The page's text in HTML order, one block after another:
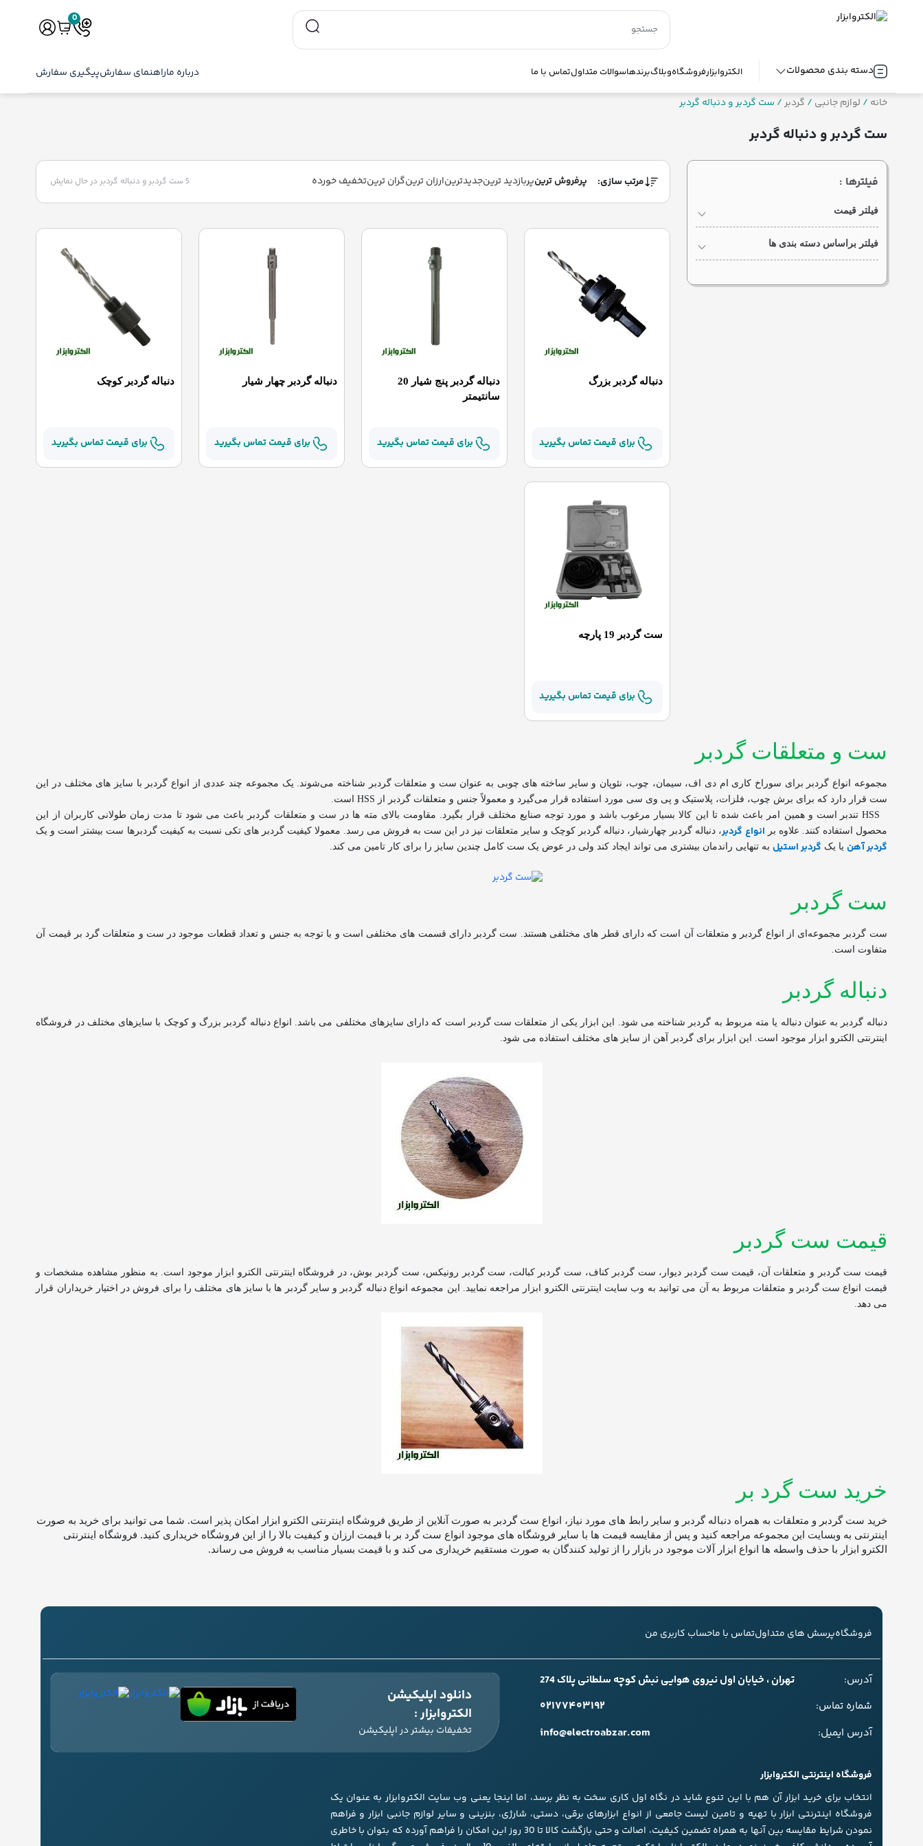
0
دسته بندی محصولات الکتروابزارفروشگاهوبلاگبرندهاسوالات متداولتماس با ما درباره ماراهنمای سفارشپیگیری سفارش
خانه / لوازم جانبی / گردبر/ ست گردبر و دنباله گردبر
ست گردبر و دنباله گردبر
فیلترها :
فیلتر قیمت
فیلتر براساس دسته بندی ها
پرفروش ترینپربازدید ترینجدیدترینارزان ترینگران ترینتخفیف خورده 5 ست گردبر و دنباله گردبر در حال نمایش
دنباله گردبر بزرگ
برای قیمت تماس بگیرید
دنباله گردبر پنج شیار 20
سانتیمتر
برای قیمت تماس بگیرید
دنباله گردبر چهار شیار
برای قیمت تماس بگیرید
دنباله گردبر کوچک
برای قیمت تماس بگیرید
ست گردبر 19 پارچه
برای قیمت تماس بگیرید
ست و متعلقات گردبر
مجموعه انواع گردبر برای سوراخ کاری ام دی اف، سیمان، چوب، نئوپان و سایر ساخته های چوبی به عنوان ست و متعلقات گردبر شناخته می‌شوند. یک مجموعه چند عددی از انواع گردبر با سایز های مختلف در این
ست قرار دارد که برای برش چوب، فلزات، پلاستیک و پی وی سی مورد استفاده قرار می‌گیرد و معمولاً جنس و متعلقات گردبر از HSS است.
تندبر است و همین امر باعث شده تا این کالا بسیار مرغوب باشد و مورد توجه صنایع مختلف قرار بگیرد. مقاومت بالای مته ها در ست و متعلقات گردبر باعث می شود تا مدت زمان طولانی کاربران از این
محصول استفاده کنند. علاوه بر انواع گردبر، دنباله گردبر چهارشیار، دنباله گردبر کوچک و سایر متعلقات نیز در این ست به فروش می رسد. معمولا کیفیت گردبر های تکی نسبت به کیفیت گردبرها ست بیشتر است و یک
گردبر آهن یا یک گردبر استیل به تنهایی راندمان بیشتری می تواند ایجاد کند ولی در عوض یک ست کامل چندین سایز را برای کار تامین می کند.
ست گردبر
ست گردبر مجموعه‌ای از انواع گردبر و متعلقات آن است که دارای قطر های مختلفی هستند. ست گردبر دارای قسمت های مختلفی است و با توجه به جنس و تعداد قطعات موجود در ست و متعلقات گرد بر قیمت آن
متفاوت است.
دنباله گردبر
دنباله گردبر به عنوان دنباله یا مته مربوط به گردبر شناخته می شود. این ابزار یکی از متعلقات ست گردبر است که دارای سایزهای مختلفی می باشد. انواع دنباله گردبر بزرگ و کوچک با سایزهای مختلف در فروشگاه
اینترنتی الکترو ابزار موجود است. این ابزار برای گردبر آهن از سایز های مختلف استفاده می شود.
قیمت ست گردبر
قیمت ست گردبر و متعلقات آن، قیمت ست گردبر دیوار، ست گردبر کناف، ست گردبر کبالت، ست گردبر رونیکس، ست گردبر بوش، در فروشگاه اینترنتی الکترو ابزار موجود است. به منظور مشاهده مشخصات و
قیمت انواع ست گردبر و متعلقات مربوط به آن می توانید به وب سایت اینترنتی الکترو ابزار مراجعه نمایید. این مجموعه انواع دنباله گردبر و سایر گردبر ها با سایز های مختلف را برای فروش در اختیار خریداران قرار
می دهد.
خرید ست گرد بر
خرید ست گردبر و متعلقات به همراه دنباله گردبر و سایر رابط های مورد نیاز، انواع ست گردبر به صورت آنلاین از طریق فروشگاه اینترنتی الکترو ابزار امکان پذیر است. شما می توانید برای خرید به صورت
اینترنتی به وبسایت این مجموعه مراجعه کنید و پس از مقایسه قیمت ها با سایر فروشگاه های موجود انواع ست گرد بر با قیمت ارزان و کیفیت بالا را از این فروشگاه خریداری کنید. فروشگاه اینترنتی
الکترو ابزار با حذف واسطه ها انواع ابزار آلات موجود در بازار را از تولید کنندگان به صورت مستقیم خریداری می کند و با قیمت بسیار مناسب به فروش می رساند.
فروشگاهپرسش های متداولتماس با ماحساب کاربری من
آدرس:
تهران ، خیابان اول نیروی هوایی نبش کوچه سلطانی پلاک 274
شماره تماس:
۰۲۱۷۷۴۰۳۱۹۲
آدرس ایمیل: info@electroabzar.com
دانلود اپلیکیشن
الکتروابزار :
تخفیفات بیشتر در اپلیکیشن
فروشگاه اینترنتی الکتروابزار
انتخاب برای خرید ابزار آن هم با این تنوع شاید در نگاه اول کاری سخت به نظر برسد، اما اینجا یعنی وب سایت الکتروابزار به عنوان یک
فروشگاه اینترنتی ابزار با تهیه و تامین لیست جامعی از انواع ابزار‌های برقی، دستی، شارژی، بنزینی و سایر لوازم جانبی ابزار و فراهم
نمودن شرایط مقایسه بین آنها به همراه تضمین کیفیت، اصالت و حتی بازگشت کالا تا 30 روز این امکان را فراهم آورده که بتوان با خاطری